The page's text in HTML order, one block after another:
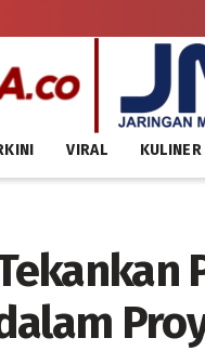
VIRAL KULINER